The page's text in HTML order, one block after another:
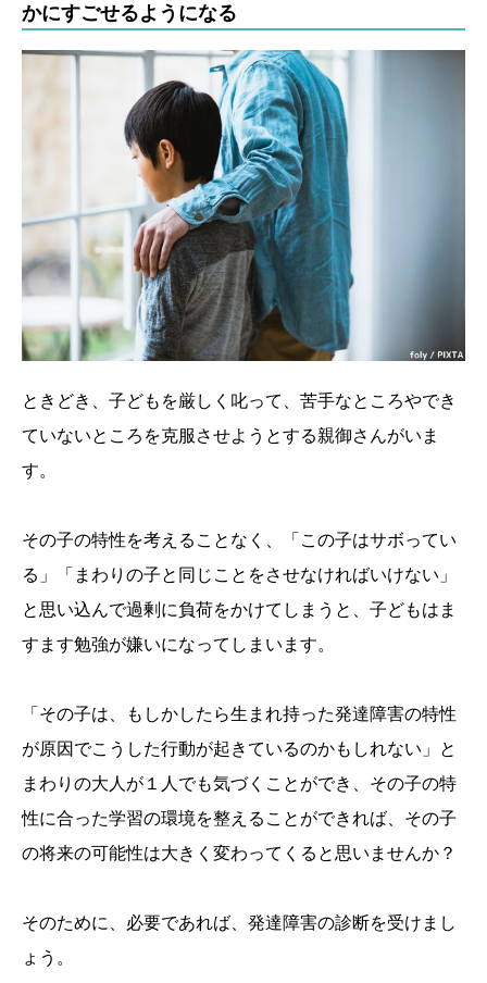
かにすごせるようになる
ときどき、子どもを厳しく叱って、苦手なところやでき
ていないところを克服させようとする親御さんがいま
す。
その子の特性を考えることなく、「この子はサボってい
る」「まわりの子と同じことをさせなければいけない」
と思い込んで過剰に負荷をかけてしまうと、子どもはま
すます勉強が嫌いになってしまいます。
「その子は、もしかしたら生まれ持った発達障害の特性
が原因でこうした行動が起きているのかもしれない」と
まわりの大人が１人でも気づくことができ、その子の特
性に合った学習の環境を整えることができれば、その子
の将来の可能性は大きく変わってくると思いませんか？
そのために、必要であれば、発達障害の診断を受けまし
ょう。